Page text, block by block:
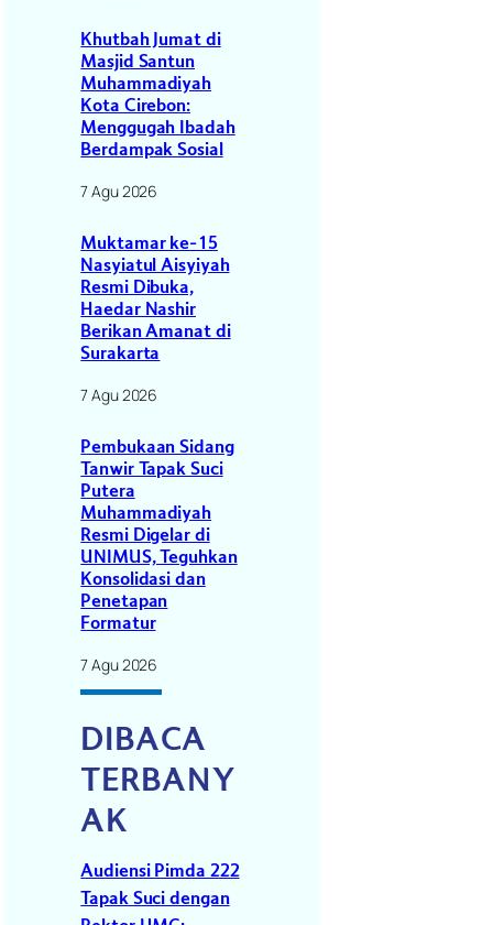
Khutbah Jumat di
Masjid Santun
Muhammadiyah
Kota Cirebon:
Menggugah Ibadah
Berdampak Sosial
7 Agu 2026
Muktamar ke-15
Nasyiatul Aisyiyah
Resmi Dibuka,
Haedar Nashir
Berikan Amanat di
Surakarta
7 Agu 2026
Pembukaan Sidang
Tanwir Tapak Suci
Putera
Muhammadiyah
Resmi Digelar di
UNIMUS, Teguhkan
Konsolidasi dan
Penetapan
Formatur
7 Agu 2026
DIBACA
TERBANY
AK
Audiensi Pimda 222
Tapak Suci dengan